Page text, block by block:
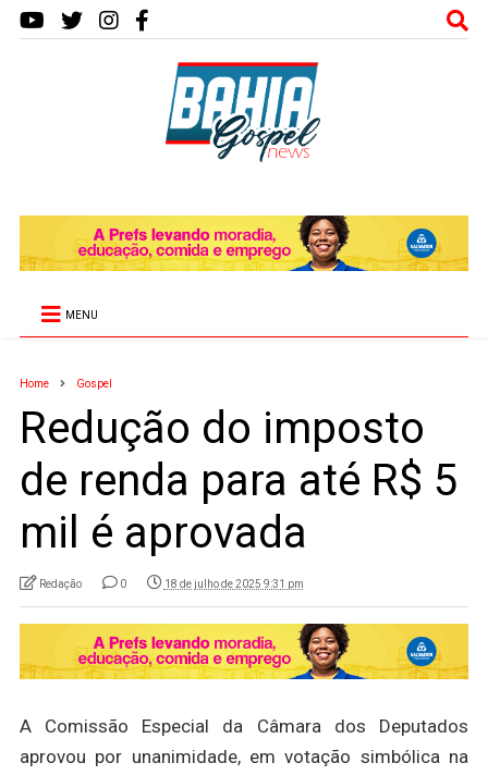
MENU
Home Gospel
Redução do imposto
de renda para até R$ 5
mil é aprovada
Redação 0 18 de julho de 2025 9:31 pm
A Comissão Especial da Câmara dos Deputados
aprovou por unanimidade, em votação simbólica na